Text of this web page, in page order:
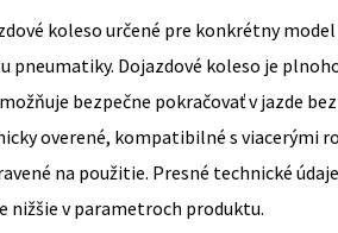
koleso určené pre konkrétny
pneumatiky. Dojazdové koleso je
bezpečne pokračovať v jazde
overené, kompatibilné s viacerými
na použitie. Presné technické
nižšie v parametroch produktu.